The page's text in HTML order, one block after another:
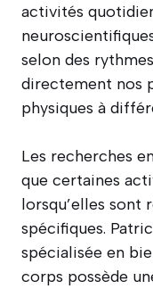
activités
selon des
directement nos
physiques à
Les recherches
que certaines
lorsqu’elles sont
spécifiques.
spécialisée en
corps possède